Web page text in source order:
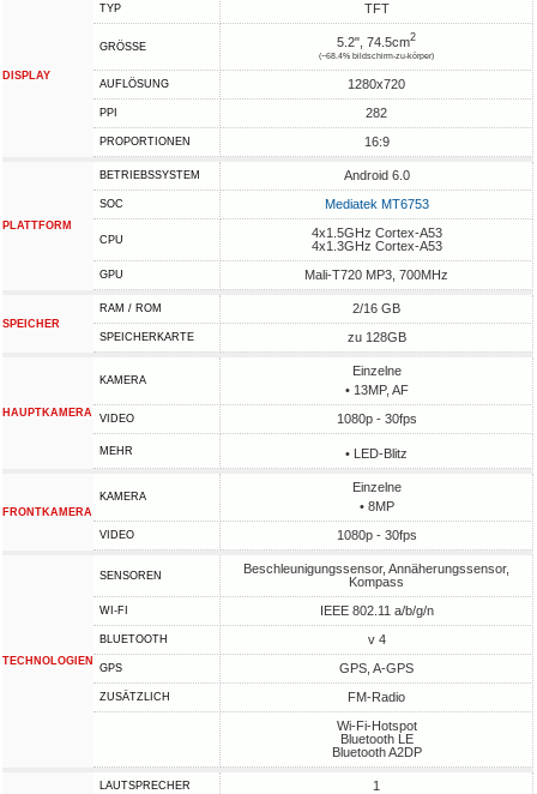
DISPLAY
TYP TFT
GRÖSSE 5.2", 74.5cm2
(~68.4% bildschirm-zu-körper)
AUFLÖSUNG 1280x720
PPI 282
PROPORTIONEN 16:9
PLATTFORM
BETRIEBSSYSTEM Android 6.0
SOC Mediatek MT6753
CPU
4x1.5GHz Cortex-A53
4x1.3GHz Cortex-A53
GPU Mali-T720 MP3, 700MHz
SPEICHER
RAM / ROM 2/16 GB
SPEICHERKARTE zu 128GB
HAUPTKAMERA
KAMERA
Einzelne
• 13MP, AF
VIDEO 1080p - 30fps
MEHR • LED-Blitz
FRONTKAMERA
KAMERA
Einzelne
• 8MP
VIDEO 1080p - 30fps
TECHNOLOGIEN
SENSOREN
Beschleunigungssensor, Annäherungssensor,
Kompass
WI-FI IEEE 802.11 a/b/g/n
BLUETOOTH v 4
GPS GPS, A-GPS
ZUSÄTZLICH
FM-Radio
Wi-Fi-Hotspot
Bluetooth LE
Bluetooth A2DP
LAUTSPRECHER 1